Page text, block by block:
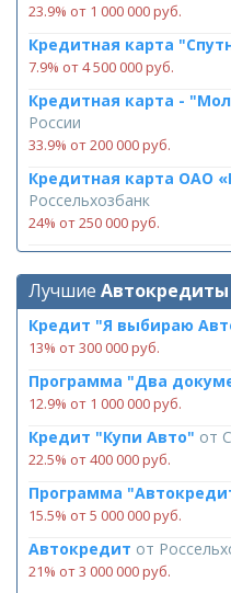
23.9% от 1 000 000 руб.
Кредитная карта
7.9% от 4 500 000 руб.
Кредитная карта -
России
33.9% от 200 000 руб.
Кредитная карта ОАО
Россельхозбанк
24% от 250 000 руб.
Лучшие Автокредиты
Кредит "Я выбираю
13% от 300 000 руб.
Программа "Два
12.9% от 1 000 000 руб.
Кредит "Купи Авто" от
22.5% от 400 000 руб.
Программа
15.5% от 5 000 000 руб.
Автокредит от
21% от 3 000 000 руб.